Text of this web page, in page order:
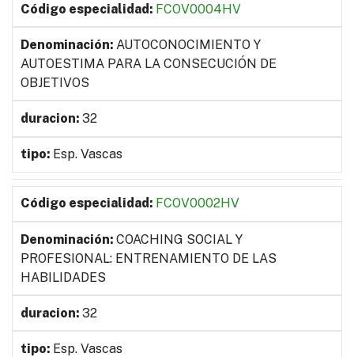
FCOV0004HV
AUTOCONOCIMIENTO Y
AUTOESTIMA PARA LA CONSECUCIÓN DE
OBJETIVOS
32
Esp. Vascas
FCOV0002HV
COACHING SOCIAL Y
PROFESIONAL: ENTRENAMIENTO DE LAS
HABILIDADES
32
Esp. Vascas